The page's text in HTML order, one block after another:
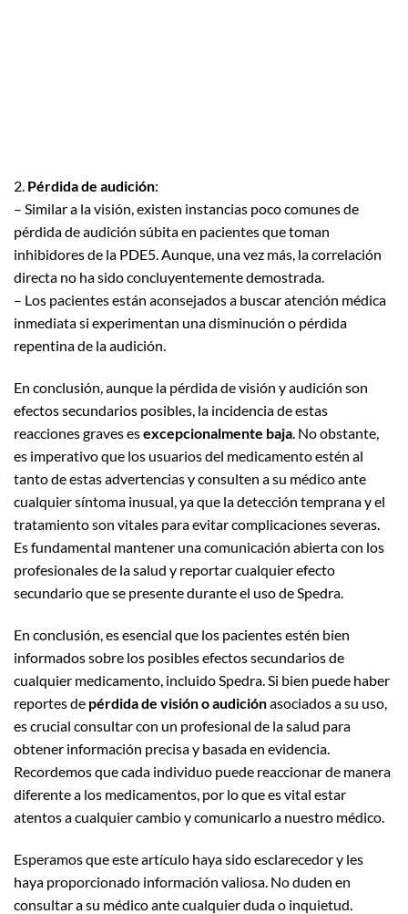
2. Pérdida de audición:
– Similar a la visión, existen instancias poco comunes de
pérdida de audición súbita en pacientes que toman
inhibidores de la PDE5. Aunque, una vez más, la correlación
directa no ha sido concluyentemente demostrada.
– Los pacientes están aconsejados a buscar atención médica
inmediata si experimentan una disminución o pérdida
repentina de la audición.
En conclusión, aunque la pérdida de visión y audición son
efectos secundarios posibles, la incidencia de estas
reacciones graves esexcepcionalmente baja. No obstante,
es imperativo que los usuarios del medicamento estén al
tanto de estas advertencias y consulten a su médico ante
cualquier síntoma inusual, ya que la detección temprana y el
tratamiento son vitales para evitar complicaciones severas.
Es fundamental mantener una comunicación abierta con los
profesionales de la salud y reportar cualquier efecto
secundario que se presente durante el uso de Spedra.
En conclusión, es esencial que los pacientes estén bien
informados sobre los posibles efectos secundarios de
cualquier medicamento, incluido Spedra. Si bien puede haber
reportes de pérdida de visión o audiciónasociados a su uso,
es crucial consultar con un profesional de la salud para
obtener información precisa y basada en evidencia.
Recordemos que cada individuo puede reaccionar de manera
diferente a los medicamentos, por lo que es vital estar
atentos a cualquier cambio y comunicarlo a nuestro médico.
Esperamos que este artículo haya sido esclarecedor y les
haya proporcionado información valiosa. No duden en
consultar a su médico ante cualquier duda o inquietud.